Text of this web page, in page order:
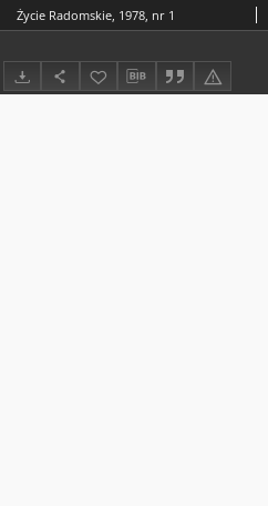
Życie Radomskie, 1978, nr 1